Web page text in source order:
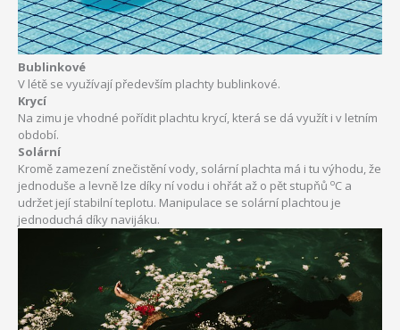
Bublinkové
V létě se využívají především plachty bublinkové.
Krycí
Na zimu je vhodné pořídit plachtu krycí, která se dá využít i v letním
období.
Solární
Kromě zamezení znečistění vody, solární plachta má i tu výhodu, že
jednoduše a levně lze díky ní vodu i ohřát až o pět stupňů oC a
udržet její stabilní teplotu. Manipulace se solární plachtou je
jednoduchá díky navijáku.